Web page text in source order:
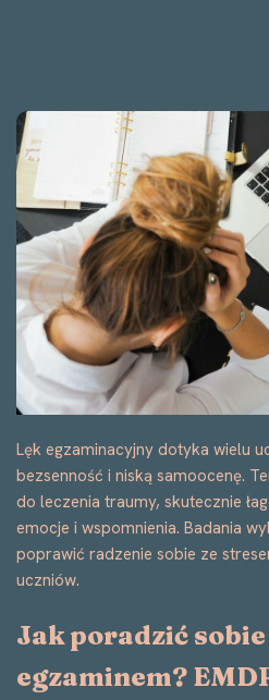
treści
Lęk egzaminacyjny dotyka wielu
bezsenność i niską samoocenę.
do leczenia traumy, skutecznie
emocje i wspomnienia. Badania
poprawić radzenie sobie ze
uczniów.
Jak poradzić
egzaminem?